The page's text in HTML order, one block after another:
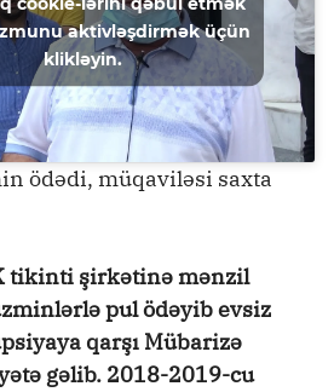
aktivləşdirmək üçün
klikləyin.
ödədi, müqaviləsi saxta
tikinti şirkətinə mənzil
pul ödəyib evsiz
qarşı Mübarizə
gəlib. 2018-2019-cu